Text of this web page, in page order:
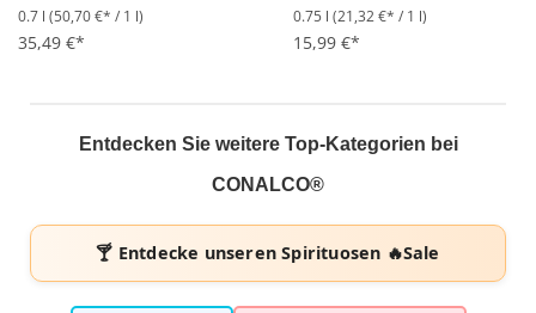
Durchschnittliche Bewertung von 4.5 von 5 Sternen
0.7 l (50,70 €* / 1 l)
35,49 €*
Durchschnittliche
0.75 l (21,32 €* / 1 l)
15,99 €*
Entdecken Sie weitere Top-Kategorien bei
CONALCO®
🍸 Entdecke unserenSpirituosen 🔥Sale